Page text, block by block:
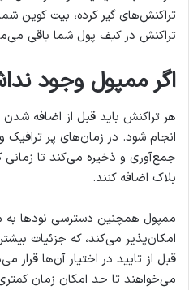
تراکنش‌های گیر کرده، بیت کوین
تراکنش در کیف پول شما باقی
اگر ممپول وجود
جمع‌آوری و ذخیره می‌کند تا زمانی
بلاک اضافه کنند.
ممپول همچنین دسترسی نودها به
امکان‌پذیر می‌کند، که جزئیات
قبل از تایید در اختیار آن‌ها قرار